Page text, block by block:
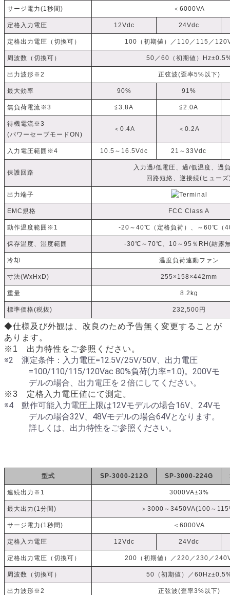
サージ電力(1秒間) ＜6000VA
定格入力電圧 12Vdc 24Vdc
定格出力電圧（切換可） 100（初期値）／110／115／
周波数（切換可） 50／60（初期値）
出力波形※2 正弦波(歪率5%以下)
最大効率 90% 91%
無負荷電流※3 ≦3.8A ≦2.0A
待機電流※3
(パワーセーブモードON)
＜0.4A ＜0.2A
入力電圧範囲※4 10.5～16.5Vdc 21～33Vdc
保護回路
入力過/低電圧、過/低温度、過
回路短絡、逆接続(ヒュー
出力端子
EMC規格 FCC Class A
動作温度範囲※1 -20～40℃（定格負荷）、～60℃（
保存温度、湿度範囲 -30℃～70℃、10～95％RH(結露
冷却 温度負荷連動ファン
寸法(WxHxD) 255×158×442mm
重量 8.2kg
標準価格(税抜) 232,500円
◆仕様及び外観は、改良のため予告無く変更することが
あります。
※1 出力特性をご参照ください。
※2 測定条件：入力電圧=12.5V/25V/50V、出力電圧
=100/110/115/120Vac 80%負荷(力率=1.0)。200Vモ
デルの場合、出力電圧を２倍にしてください。
※3 定格入力電圧値にて測定。
※4 動作可能入力電圧上限は12Vモデルの場合16V、24Vモ
デルの場合32V、48Vモデルの場合64Vとなります。
詳しくは、出力特性をご参照ください。
型式 SP-3000-212G SP-3000-224G
連続出力※1 3000VA±3%
最大出力(1分間) ＞3000～3450VA(100～
サージ電力(1秒間) ＜6000VA
定格入力電圧 12Vdc 24Vdc
定格出力電圧（切換可） 200（初期値）／220／230／
周波数（切換可） 50（初期値）／
出力波形※2 正弦波(歪率3%以下)